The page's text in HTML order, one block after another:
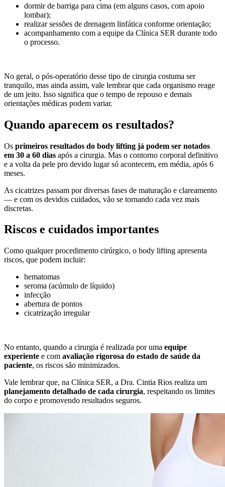
dormir de barriga para cima (em alguns casos, com apoio
lombar);
realizar sessões de drenagem linfática conforme orientação;
acompanhamento com a equipe da Clínica SER durante todo
o processo.
No geral, o pós-operatório desse tipo de cirurgia costuma ser
tranquilo, mas ainda assim, vale lembrar que cada organismo reage
de um jeito. Isso significa que o tempo de repouso e demais
orientações médicas podem variar.
Quando aparecem os resultados?
Os primeiros resultados do body lifting já podem ser notados
em 30 a 60 dias após a cirurgia. Mas o contorno corporal definitivo
e a volta da pele pro devido lugar só acontecem, em média, após 6
meses.
As cicatrizes passam por diversas fases de maturação e clareamento
— e com os devidos cuidados, vão se tornando cada vez mais
discretas.
Riscos e cuidados importantes
Como qualquer procedimento cirúrgico, o body lifting apresenta
riscos, que podem incluir:
hematomas
seroma (acúmulo de líquido)
infecção
abertura de pontos
cicatrização irregular
No entanto, quando a cirurgia é realizada por uma equipe
experiente e com avaliação rigorosa do estado de saúde da
paciente, os riscos são minimizados.
Vale lembrar que, na Clínica SER, a Dra. Cintia Rios realiza um
planejamento detalhado de cada cirurgia, respeitando os limites
do corpo e promovendo resultados seguros.